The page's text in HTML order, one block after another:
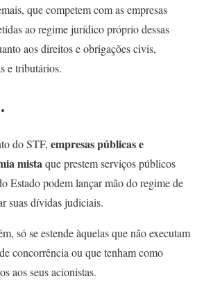
que competem com as empresas
ao regime jurídico próprio dessas
aos direitos e obrigações civis,
e tributários.
do STF, empresas públicas e
mistaque prestem serviços públicos
Estado podem lançar mão do regime de
suas dívidas judiciais.
só se estende àquelas que não executam
concorrência ou que tenham como
aos seus acionistas.